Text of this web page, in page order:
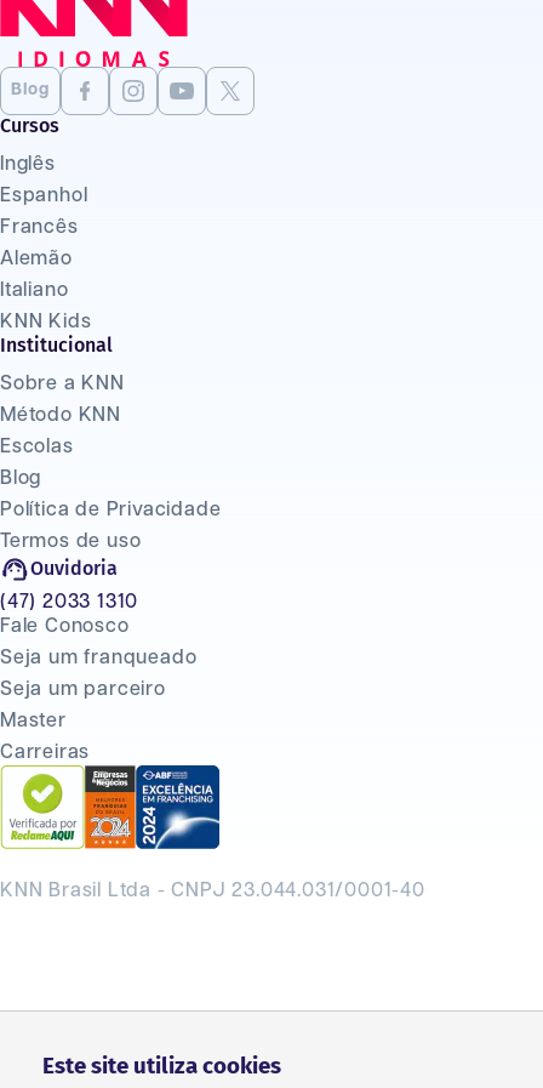
Este site utiliza cookies
Blog
KNN Brasil Ltda - CNPJ 23.044.031/0001-40
Cursos
Inglês
Espanhol
Francês
Alemão
Italiano
KNN Kids
Institucional
Sobre a KNN
Método KNN
Escolas
Blog
Política de Privacidade
Termos de uso
Ouvidoria
(47) 2033 1310
Fale Conosco
Seja um franqueado
Seja um parceiro
Master
Carreiras